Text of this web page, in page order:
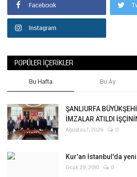
Facebook
Instagram
POPÜLER İÇERIKLER
Bu Hafta Bu Ay
ŞANLIURFA
İMZALAR ATILDI
Ağustos 7, 2026 0
Kur'an İstanbul'da
Ocak 29, 2010 0